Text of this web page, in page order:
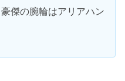
傑の腕輪はアリアハン